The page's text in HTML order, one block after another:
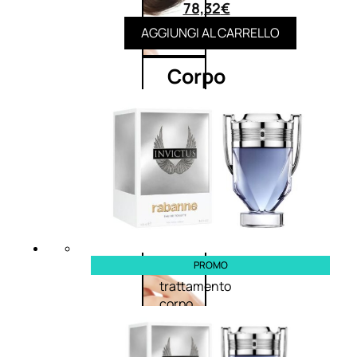
Corpo
Trattamento
corpo
Trattamento
mani e piedi
Trattamento
unghie
Cofanetti
trattamento
corpo
78,32€
AGGIUNGI AL CARRELLO
PROMO